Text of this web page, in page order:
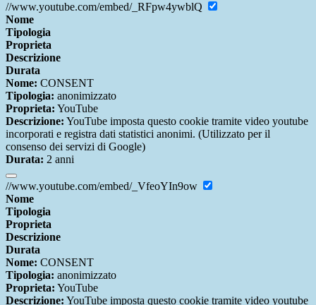
//www.youtube.com/embed/_RFpw4ywblQ
Nome
Tipologia
Proprieta
Descrizione
Durata
Nome: CONSENT
Tipologia: anonimizzato
Proprieta: YouTube
Descrizione: YouTube imposta questo cookie tramite video youtube
incorporati e registra dati statistici anonimi. (Utilizzato per il
consenso dei servizi di Google)
Durata: 2 anni
//www.youtube.com/embed/_VfeoYIn9ow
Nome
Tipologia
Proprieta
Descrizione
Durata
Nome: CONSENT
Tipologia: anonimizzato
Proprieta: YouTube
Descrizione: YouTube imposta questo cookie tramite video youtube